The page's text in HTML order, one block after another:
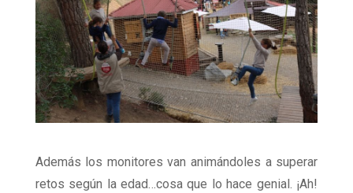
Además los monitores van animándoles a superar
retos según la edad…cosa que lo hace genial. ¡Ah!